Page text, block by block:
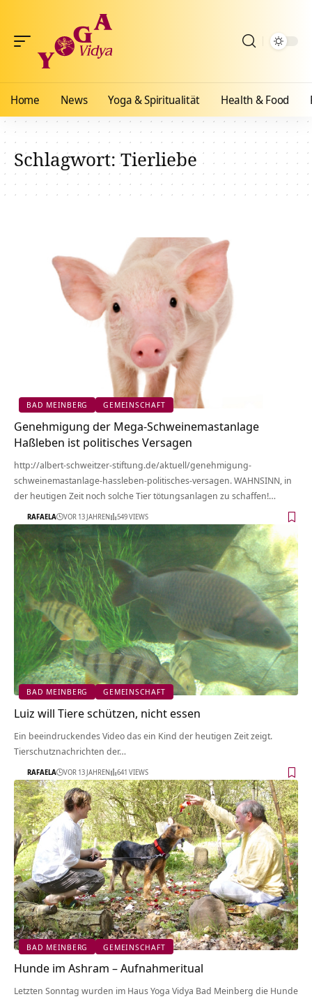
Home News Yoga & Spiritualität Health & Food
Schlagwort:Tierliebe
BAD MEINBERG GEMEINSCHAFT
Genehmigung der Mega-Schweinemastanlage
Haßleben ist politisches Versagen
http://albert-schweitzer-stiftung.de/aktuell/genehmigung-
schweinemastanlage-hassleben-politisches-versagen. WAHNSINN, in
der heutigen Zeit noch solche Tier tötungsanlagen zu schaffen!…
RAFAELA VOR 13 JAHREN 549 VIEWS
BAD MEINBERG GEMEINSCHAFT
Luiz will Tiere schützen, nicht essen
Ein beeindruckendes Video das ein Kind der heutigen Zeit zeigt.
Tierschutznachrichten der…
RAFAELA VOR 13 JAHREN 641 VIEWS
BAD MEINBERG GEMEINSCHAFT
Hunde im Ashram – Aufnahmeritual
Letzten Sonntag wurden im Haus Yoga Vidya Bad Meinberg die Hunde